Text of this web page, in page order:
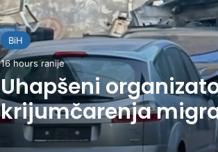
BiH
16 hours ranije
Uhapšeni
krijumčarenja
preko BiH i Balkana